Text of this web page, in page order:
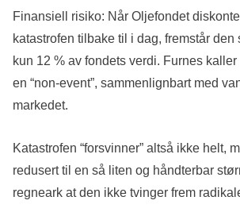
Finansiell risiko: Når Oljefondet
katastrofen tilbake til i dag, fremstår den
kun 12 % av fondets verdi. Furnes kaller
en “non-event”, sammenlignbart med
markedet.
Katastrofen “forsvinner” altså ikke helt,
redusert til en så liten og håndterbar
regneark at den ikke tvinger frem